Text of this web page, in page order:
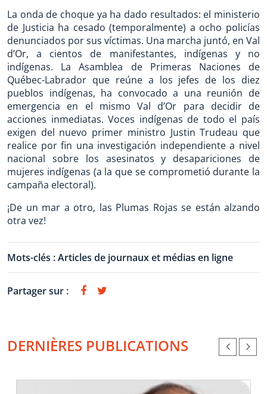
La onda de choque ya ha dado resultados: el ministerio
de Justicia ha cesado (temporalmente) a ocho policías
denunciados por sus víctimas. Una marcha juntó, en Val
d’Or, a cientos de manifestantes, indígenas y no
indígenas. La Asamblea de Primeras Naciones de
Québec-Labrador que reúne a los jefes de los diez
pueblos indígenas, ha convocado a una reunión de
emergencia en el mismo Val d’Or para decidir de
acciones inmediatas. Voces indígenas de todo el país
exigen del nuevo primer ministro Justin Trudeau que
realice por fin una investigación independiente a nivel
nacional sobre los asesinatos y desapariciones de
mujeres indígenas (a la que se comprometió durante la
campaña electoral).
¡De un mar a otro, las Plumas Rojas se están alzando
otra vez!
Mots-clés :Articles de journaux et médias en ligne
Partager sur :
DERNIÈRES PUBLICATIONS